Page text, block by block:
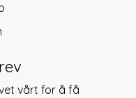
vårt for å få